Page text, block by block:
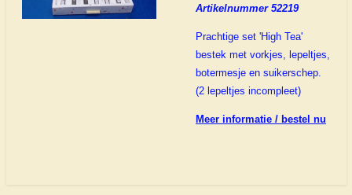
Artikelnummer 52219
Prachtige set 'High Tea'
bestek met vorkjes, lepeltjes,
botermesje en suikerschep.
(2 lepeltjes incompleet)
Meer informatie / bestel nu